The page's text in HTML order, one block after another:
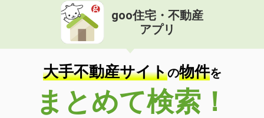
goo住宅・不動産
アプリ
大手不動産サイトの物件を
まとめて検索！